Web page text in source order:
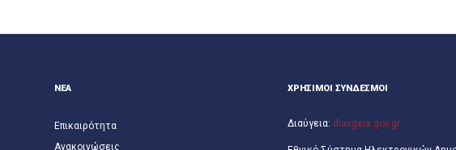
ΝΕΑ
Επικαιρότητα
Ανακοινώσεις
ΧΡΗΣΙΜΟΙ ΣΥΝΔΕΣΜΟΙ
Διαύγεια: diavgeia.gov.gr